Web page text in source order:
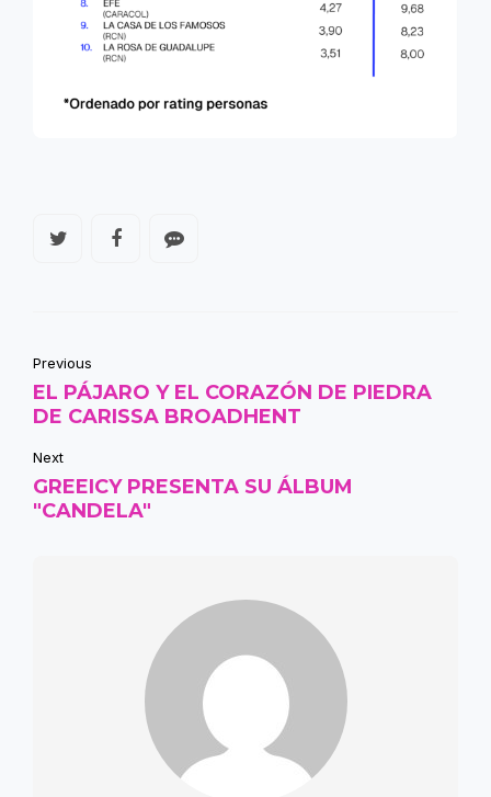
Previous
EL PÁJARO Y EL CORAZÓN DE PIEDRA
DE CARISSA BROADHENT
Next
GREEICY PRESENTA SU ÁLBUM
"CANDELA"